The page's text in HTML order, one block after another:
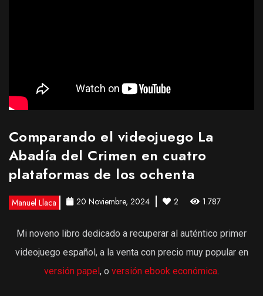
Comparando el videojuego La
Abadía del Crimen en cuatro
plataformas de los ochenta
Manuel Llaca 20 Noviembre, 2024 2 1.787
Mi noveno libro dedicado a recuperar al auténtico primer
videojuego español, a la venta con precio muy popular en
versión papel , o versión ebook económica.